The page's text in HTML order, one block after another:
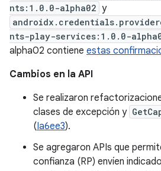
nts:1.0.0-alpha02 y
nts-play-services:1.0.0-
alpha02 contiene estas
Cambios en la API
Se realizaron
clases de excepción y
(Ia6ee3).
Se agregaron APIs que
confianza (RP) envíen